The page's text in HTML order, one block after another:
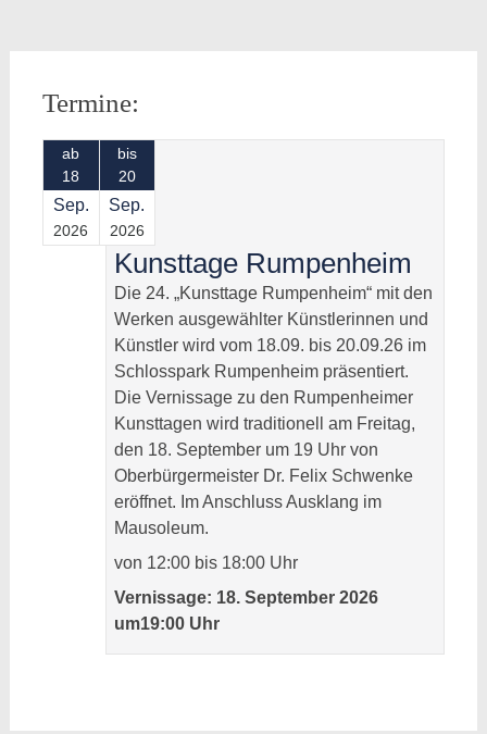
Termine:
ab
18
Sep.
2026
bis
20
Sep.
2026
Kunsttage Rumpenheim
Die 24. „Kunsttage Rumpenheim“ mit den
Werken ausgewählter Künstlerinnen und
Künstler wird vom 18.09. bis 20.09.26 im
Schlosspark Rumpenheim präsentiert.
Die Vernissage zu den Rumpenheimer
Kunsttagen wird traditionell am Freitag,
den 18. September um 19 Uhr von
Oberbürgermeister Dr. Felix Schwenke
eröffnet. Im Anschluss Ausklang im
Mausoleum.
von 12:00 bis 18:00 Uhr
Vernissage: 18. September 2026
um19:00 Uhr